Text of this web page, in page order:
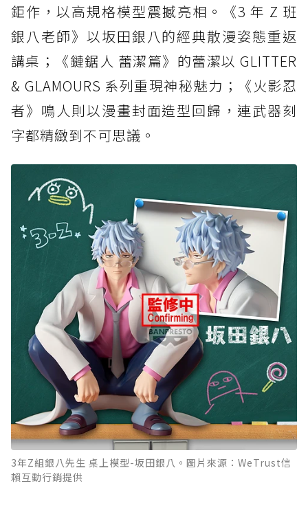
鉅作，以高規格模型震撼亮相。《3 年 Z 班
銀八老師》以坂田銀八的經典散漫姿態重返
講桌；《鏈鋸人 蕾潔篇》的蕾潔以 GLITTER
& GLAMOURS 系列重現神秘魅力；《火影忍
者》鳴人則以漫畫封面造型回歸，連武器刻
字都精緻到不可思議。
3年Z組銀八先生 桌上模型-坂田銀八。圖片來源：WeTrust信
賴互動行銷提供